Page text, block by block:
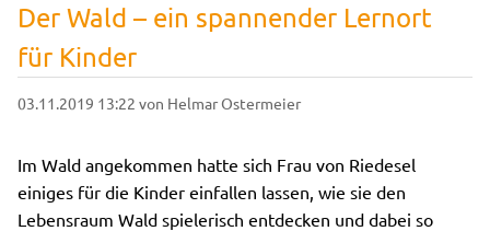
Der Wald – ein spannender Lernort
für Kinder
03.11.2019 13:22 von Helmar Ostermeier
Im Wald angekommen hatte sich Frau von Riedesel
einiges für die Kinder einfallen lassen, wie sie den
Lebensraum Wald spielerisch entdecken und dabei so